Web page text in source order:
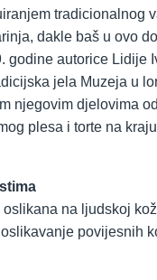
tradicionalnog
dakle baš u ovo
godine autorice
jela Muzeja u
njegovim djelovima
plesa i torte na
na ljudskoj
povijesnih